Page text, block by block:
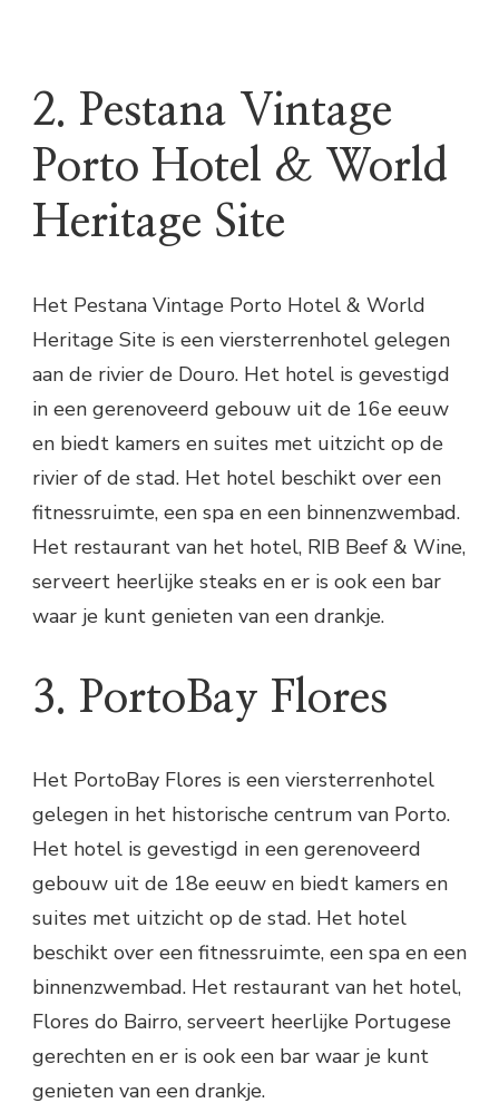
2. Pestana Vintage
Porto Hotel & World
Heritage Site
Het Pestana Vintage Porto Hotel & World
Heritage Site is een viersterrenhotel gelegen
aan de rivier de Douro. Het hotel is gevestigd
in een gerenoveerd gebouw uit de 16e eeuw
en biedt kamers en suites met uitzicht op de
rivier of de stad. Het hotel beschikt over een
fitnessruimte, een spa en een binnenzwembad.
Het restaurant van het hotel, RIB Beef & Wine,
serveert heerlijke steaks en er is ook een bar
waar je kunt genieten van een drankje.
3. PortoBay Flores
Het PortoBay Flores is een viersterrenhotel
gelegen in het historische centrum van Porto.
Het hotel is gevestigd in een gerenoveerd
gebouw uit de 18e eeuw en biedt kamers en
suites met uitzicht op de stad. Het hotel
beschikt over een fitnessruimte, een spa en een
binnenzwembad. Het restaurant van het hotel,
Flores do Bairro, serveert heerlijke Portugese
gerechten en er is ook een bar waar je kunt
genieten van een drankje.